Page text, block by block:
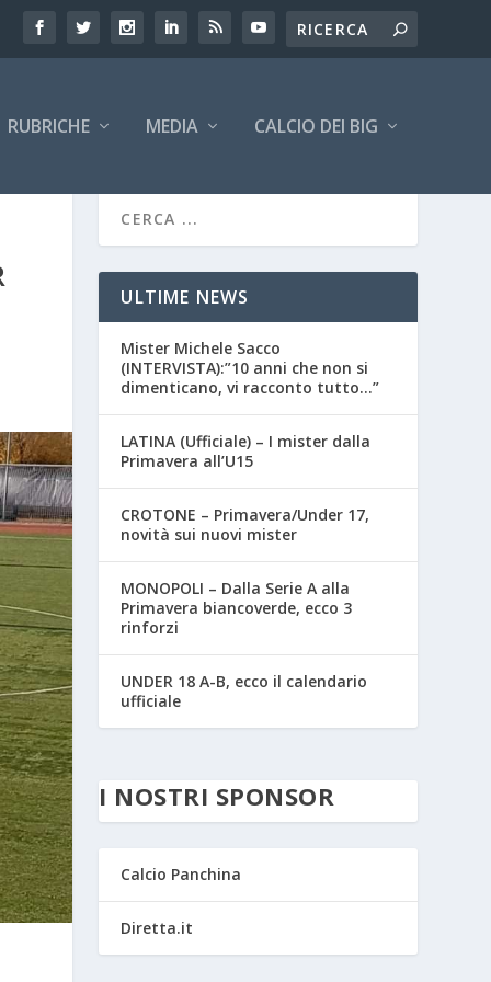
RUBRICHE MEDIA CALCIO DEI BIG
ULTIME NEWS
Mister Michele Sacco
(INTERVISTA):”10 anni che non si
dimenticano, vi racconto tutto…”
LATINA (Ufficiale) – I mister dalla
Primavera all’U15
CROTONE – Primavera/Under 17,
novità sui nuovi mister
MONOPOLI – Dalla Serie A alla
Primavera biancoverde, ecco 3
rinforzi
UNDER 18 A-B, ecco il calendario
ufficiale
I NOSTRI SPONSOR
Calcio Panchina
Diretta.it